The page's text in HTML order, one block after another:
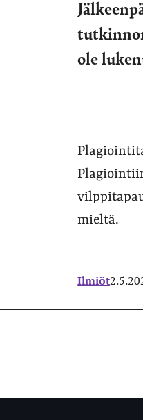
ole
mieltä.
Ilmiöt